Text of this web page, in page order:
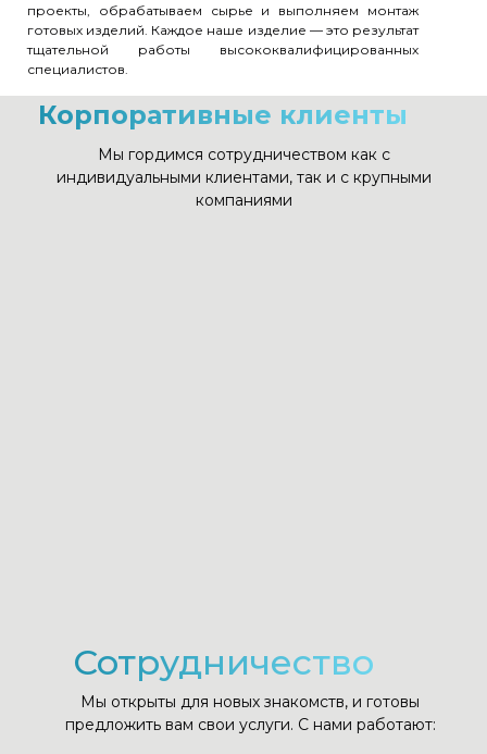
проекты, обрабатываем сырье и выполняем монтаж
готовых изделий. Каждое наше изделие — это результат
тщательной работы высококвалифицированных
специалистов.
Сотрудничество
Мы открыты для новых знакомств, и готовы
предложить вам свои услуги. С нами работают:
Мы гордимся сотрудничеством как с
индивидуальными клиентами, так и с крупными
компаниями
Корпоративные клиенты